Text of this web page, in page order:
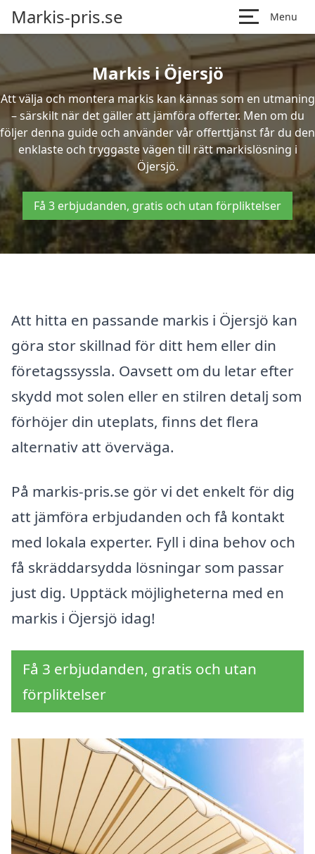
Markis-pris.se Menu
Markis i Öjersjö
Att välja och montera markis kan kännas som en utmaning
– särskilt när det gäller att jämföra offerter. Men om du
följer denna guide och använder vår offerttjänst får du den
enklaste och tryggaste vägen till rätt markislösning i
Öjersjö.
Få 3 erbjudanden, gratis och utan förpliktelser
Att hitta en passande markis i Öjersjö kan
göra stor skillnad för ditt hem eller din
företagssyssla. Oavsett om du letar efter
skydd mot solen eller en stilren detalj som
förhöjer din uteplats, finns det flera
alternativ att överväga.
På markis-pris.se gör vi det enkelt för dig
att jämföra erbjudanden och få kontakt
med lokala experter. Fyll i dina behov och
få skräddarsydda lösningar som passar
just dig. Upptäck möjligheterna med en
markis i Öjersjö idag!
Få 3 erbjudanden, gratis och utan
förpliktelser